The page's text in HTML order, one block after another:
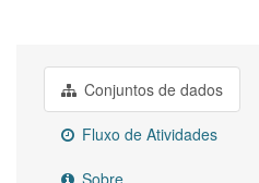
Conjuntos de dados
Fluxo de Atividades
Sobre